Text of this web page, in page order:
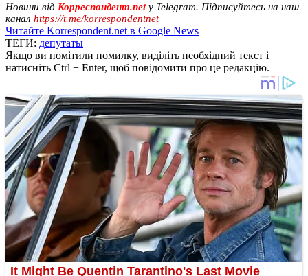
Новини від Корреспондент.net у Telegram. Підписуйтесь на наш
канал https://t.me/korrespondentnet
Читайте Korrespondent.net в Google News
ТЕГИ: депутаты
Якщо ви помітили помилку, виділіть необхідний текст і
натисніть Ctrl + Enter, щоб повідомити про це редакцію.